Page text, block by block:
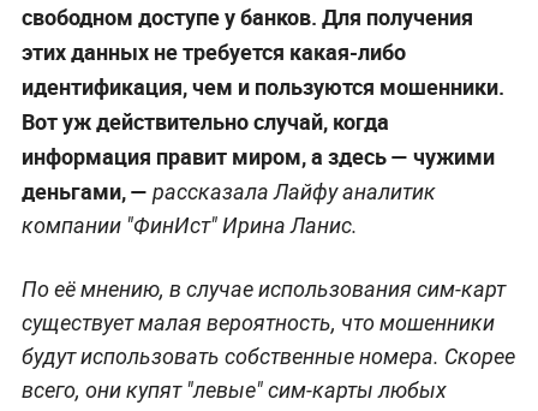
свободном доступе у банков. Для получения
этих данных не требуется какая-либо
идентификация, чем и пользуются мошенники.
Вот уж действительно случай, когда
информация правит миром, а здесь — чужими
деньгами, — рассказала Лайфу аналитик
компании "ФинИст" Ирина Ланис.
По её мнению, в случае использования сим-карт
существует малая вероятность, что мошенники
будут использовать собственные номера. Скорее
всего, они купят "левые" сим-карты любых